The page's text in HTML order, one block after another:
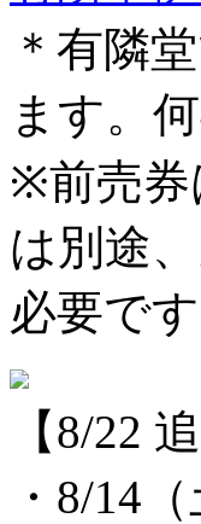
＊有隣
ます。
※前売券
は別途
必要です
【8/22
・8/14